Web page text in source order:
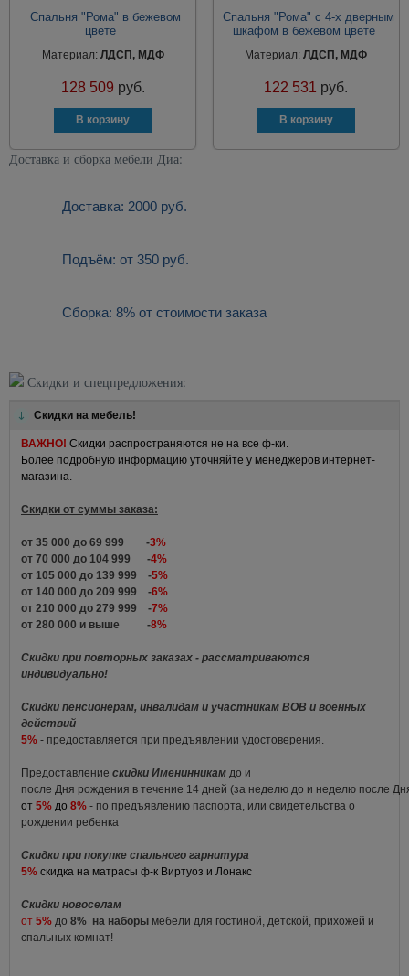
Cпальня "Рома" в бежевом
цвете
Материал: ЛДСП, МДФ
128 509 руб.
Cпальня "Рома" с 4-х дверным
шкафом в бежевом цвете
Материал:ЛДСП, МДФ
122 531 руб.
Доставка и сборка мебели Диа:
Доставка: 2000 руб.
Подъём: от 350 руб.
Сборка: 8% от стоимости заказа
Скидки и спецпредложения:
Скидки на мебель!
ВАЖНО! Скидки распространяются не на все ф-ки.
Более подробную информацию уточняйте у менеджеров интернет-
магазина.
Скидки от суммы заказа:
от 35 000 до 69 999 -3%
от 70 000 до 104 999 -4%
от 105 000 до 139 999 -5%
от 140 000 до 209 999 -6%
от 210 000 до 279 999 -7%
от 280 000 и выше -8%
Скидки при повторных заказах - рассматриваются
индивидуально!
Скидки пенсионерам, инвалидам и участникам ВОВ и военных
действий
5% - предоставляется при предъявлении удостоверения.
Предоставление скидки Именинникам до и
после Дня рождения в течение 14 дней (за неделю до и неделю после
от 5% до 8% - по предъявлению паспорта, или свидетельства о
рождении ребенка
Скидки при покупке спального гарнитура
5% скидка на матрасы ф-к Виртуоз и Лонакс
Скидки новоселам
от 5% до 8% на наборы мебели для гостиной, детской, прихожей и
спальных комнат!